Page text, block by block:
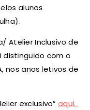
alunos
Atelier Inclusivo de
distinguido com o
nos anos letivos de
exclusivo”aqui.